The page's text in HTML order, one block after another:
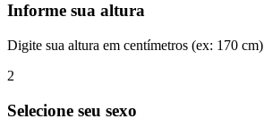
Informe sua altura
Digite sua altura em centímetros (ex: 170 cm)
2
Selecione seu sexo